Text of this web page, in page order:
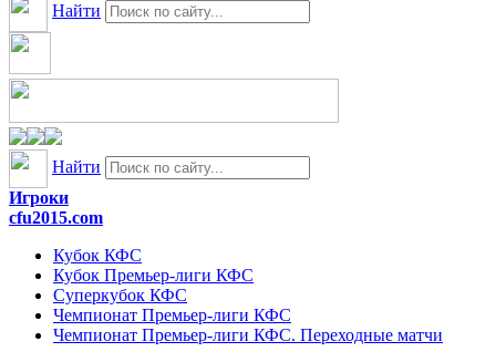
Найти
Найти
Игроки
cfu2015.com
Кубок КФС
Кубок Премьер-лиги КФС
Суперкубок КФС
Чемпионат Премьер-лиги КФС
Чемпионат Премьер-лиги КФС. Переходные матчи